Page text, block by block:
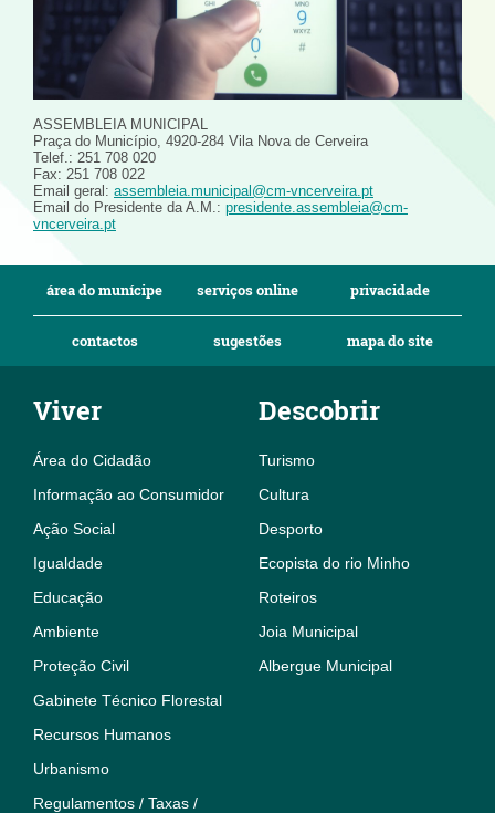
ASSEMBLEIA MUNICIPAL
Praça do Município, 4920-284 Vila Nova de Cerveira
Telef.: 251 708 020
Fax: 251 708 022
Email geral: assembleia.municipal@cm-vncerveira.pt
Email do Presidente da A.M.: presidente.assembleia@cm-
vncerveira.pt
área do munícipe serviços online privacidade
contactos sugestões mapa do site
Viver
Área do Cidadão
Informação ao Consumidor
Ação Social
Igualdade
Educação
Ambiente
Proteção Civil
Gabinete Técnico Florestal
Recursos Humanos
Urbanismo
Regulamentos / Taxas /
Descobrir
Turismo
Cultura
Desporto
Ecopista do rio Minho
Roteiros
Joia Municipal
Albergue Municipal